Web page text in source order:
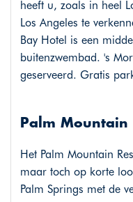
heeft u, zoals in heel
Los Angeles te
Bay Hotel is een
buitenzwembad. 's
geserveerd. Gratis
Palm Mountain
Het Palm Mountain
maar toch op korte
Palm Springs met de